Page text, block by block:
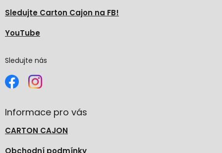
Sledujte Carton Cajon na FB!
YouTube
Sledujte nás
Informace pro vás
CARTON CAJON